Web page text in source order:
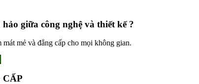
giữa công nghệ và thiết kế ?
mẻ và đẳng cấp cho mọi không gian.
CẤP